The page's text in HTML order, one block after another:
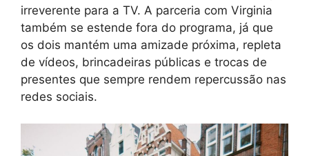
irreverente para a TV. A parceria com Virginia
também se estende fora do programa, já que
os dois mantém uma amizade próxima, repleta
de vídeos, brincadeiras públicas e trocas de
presentes que sempre rendem repercussão nas
redes sociais.